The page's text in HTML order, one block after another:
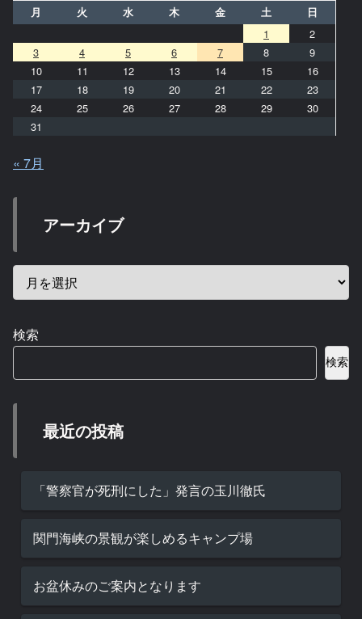
月 火 水 木 金 土 日
1
2
3
4 5 6 7 8
9
10
11 12 13 14 15
16
17
18 19 20 21 22
23
24
25 26 27 28 29
30
31
« 7月
アーカイブ
検索
検索
最近の投稿
「警察官が死刑にした」発言の玉川徹氏
関門海峡の景観が楽しめるキャンプ場
お盆休みのご案内となります